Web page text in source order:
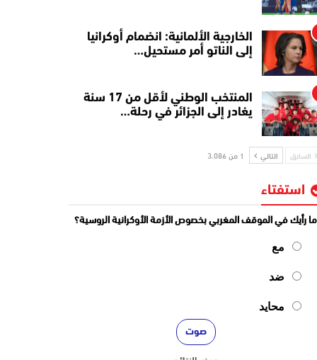
الخارجية الألمانية: انضمام أوكرانيا
إلى الناتو أمر مستحيل…
المنتخب الوطني لأقل من 17 سنة
يغادر إلى الجزائر في رحلة…
السابق التالي 1 من 3٬086
استفتاء
ما رأيك في الموقف المغربي بخصوص الأزمة الأوكرانية الروسية؟
مع
ضد
محايد